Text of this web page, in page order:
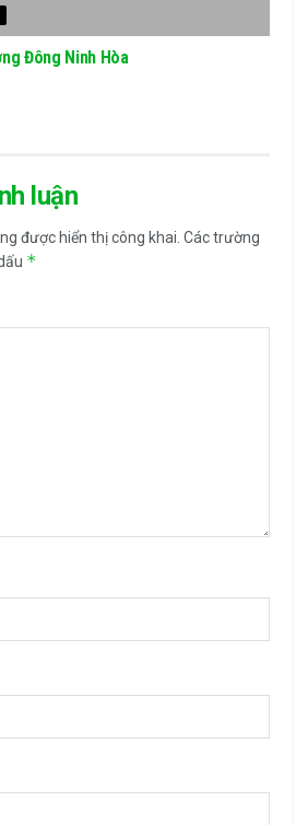
Đông Ninh Hòa
luận
được hiển thị công khai. Các trường
*